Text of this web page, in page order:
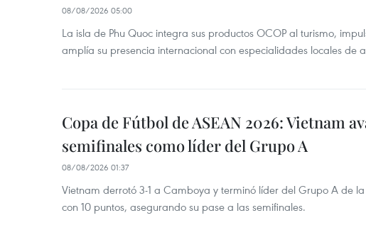
08/08/2026 05:00
La isla de Phu Quoc integra sus productos OCOP al turismo,
amplía su presencia internacional con especialidades locales de
Copa de Fútbol de ASEAN 2026: Vietnam
semifinales como líder del Grupo A
08/08/2026 01:37
Vietnam derrotó 3-1 a Camboya y terminó líder del Grupo A de
con 10 puntos, asegurando su pase a las semifinales.